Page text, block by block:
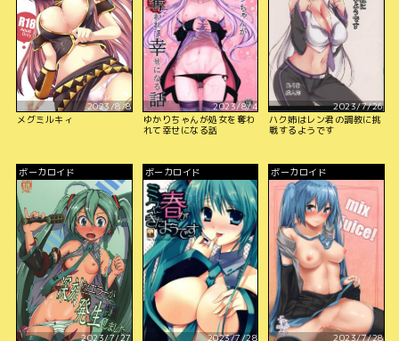
2023/8/8
メグミルキィ
2023/8/4
ゆかりちゃんが処女を奪わ
れて幸せになる話
2023/7/26
ハク姉はレン君の調教に挑
戦するようです
ボーカロイド
2023/7/27
ボーカロイド
2023/7/28
ボーカロイド
2023/7/28